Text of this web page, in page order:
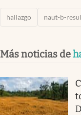
hallazgo naut-b-
Más noticias de